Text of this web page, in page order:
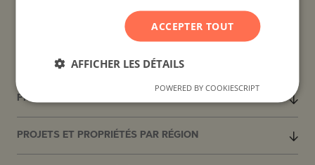
PROJETS ET PROPRIÉTÉS PAR PAYS
PROJETS ET PROPRIÉTÉS PAR COLONIE
PROJETS ET PROPRIÉTÉS PAR TYPE DE PROPRIÉTÉ
PROJETS ET PROPRIÉTÉS PAR RÉGION
ACCEPTER TOUT
AFFICHER LES DÉTAILS
POWERED BY COOKIESCRIPT